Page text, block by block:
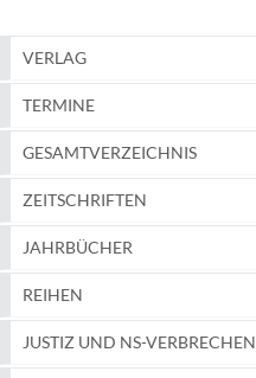
VERLAG
TERMINE
GESAMTVERZEICHNIS
ZEITSCHRIFTEN
JAHRBÜCHER
REIHEN
JUSTIZ UND NS-VERBRECHEN